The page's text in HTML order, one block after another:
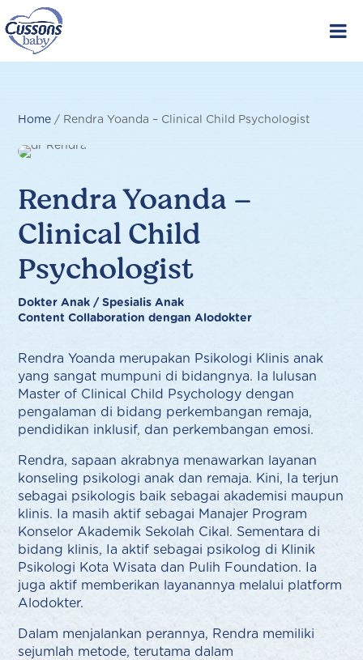
to
content
Home / Rendra Yoanda – Clinical Child Psychologist
Rendra Yoanda –
Clinical Child
Psychologist
Dokter Anak / Spesialis Anak
Content Collaboration dengan Alodokter
Rendra Yoanda merupakan Psikologi Klinis anak
yang sangat mumpuni di bidangnya. Ia lulusan
Master of Clinical Child Psychology dengan
pengalaman di bidang perkembangan remaja,
pendidikan inklusif, dan perkembangan emosi.
Rendra, sapaan akrabnya menawarkan layanan
konseling psikologi anak dan remaja. Kini, Ia terjun
sebagai psikologis baik sebagai akademisi maupun
klinis. Ia masih aktif sebagai Manajer Program
Konselor Akademik Sekolah Cikal. Sementara di
bidang klinis, Ia aktif sebagai psikolog di Klinik
Psikologi Kota Wisata dan Pulih Foundation. Ia
juga aktif memberikan layanannya melalui platform
Alodokter.
Dalam menjalankan perannya, Rendra memiliki
sejumlah metode, terutama dalam